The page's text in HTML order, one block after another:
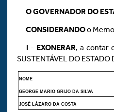
O GOVERNADOR DO
CONSIDERANDOo
I - EXONERAR, a contar
SUSTENTÁVEL DO
NOME
GEORGE MARIO GRIJO DA SILVA
JOSÉ LÁZARO DA COSTA